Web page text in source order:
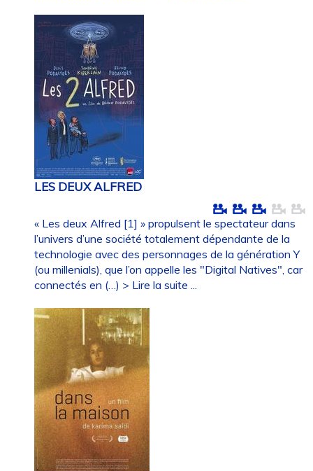
LES DEUX ALFRED
« Les deux Alfred [1] » propulsent le spectateur dans
l’univers d’une société totalement dépendante de la
technologie avec des personnages de la génération Y
(ou millenials), que l’on appelle les "Digital Natives", car
connectés en (…) > Lire la suite ...